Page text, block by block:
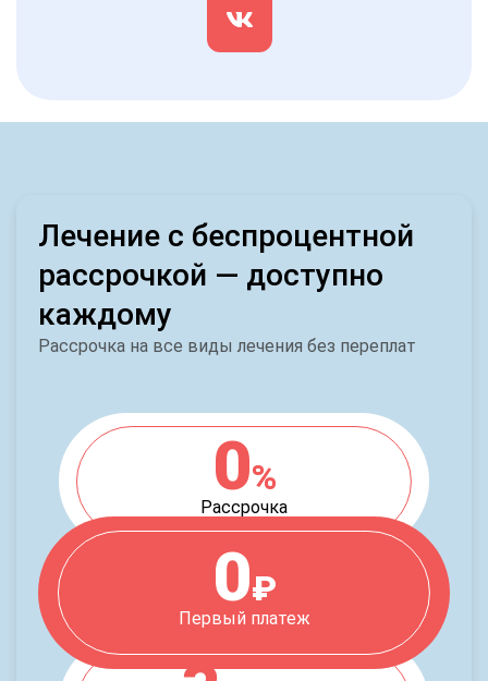
Лечение с беспроцентной
рассрочкой — доступно
каждому
Рассрочка на все виды лечения без переплат
0%
Рассрочка
0₽
Первый платеж